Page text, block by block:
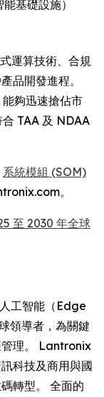
基礎設施）
運算技術、合規
品開發進程。
夠迅速搶佔市
TAA 及 NDAA
系統模組 (SOM)
。
至 2030 年全球
工智能（Edge
領導者，為關鍵
管理。 Lantronix
科技及商用與國
轉型。 全面的